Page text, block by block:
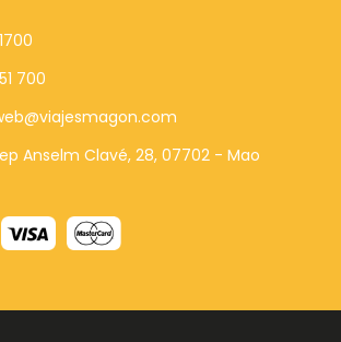
700
Anselm Clavé, 28, 07702 - Mao